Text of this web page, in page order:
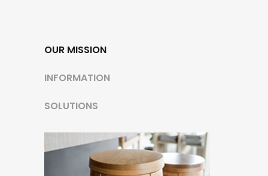
OUR MISSION
INFORMATION
SOLUTIONS